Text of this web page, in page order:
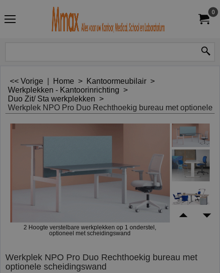
0
<< Vorige Home > Kantoormeubilair >
Werkplekken - Kantoorinrichting >
Duo Zit/ Sta werkplekken >
Werkplek NPO Pro Duo Rechthoekig bureau met optionele
2 Hoogte verstelbare werkplekken op 1 onderstel,
optioneel met scheidingswand
Werkplek NPO Pro Duo Rechthoekig bureau met
optionele scheidingswand